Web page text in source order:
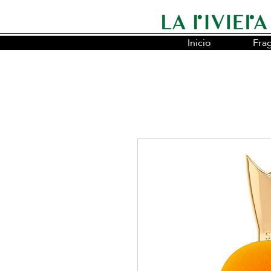
Somos la cadena líder en
Inicio